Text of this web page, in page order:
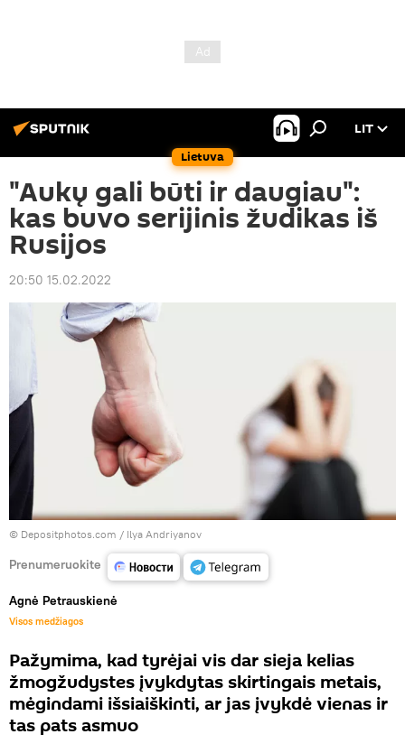
Lietuva
LIT
"Aukų gali būti ir daugiau":
kas buvo serijinis žudikas iš
Rusijos
20:50 15.02.2022
© Depositphotos.com / Ilya Andriyanov
Prenumeruokite
Agnė Petrauskienė
Visos medžiagos
Pažymima, kad tyrėjai vis dar sieja kelias
žmogžudystes įvykdytas skirtingais metais,
mėgindami išsiaiškinti, ar jas įvykdė vienas ir
tas pats asmuo